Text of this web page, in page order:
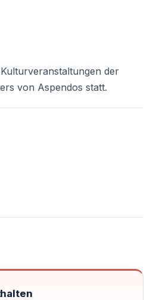
der
von Aspendos statt.
Aufführungen werden vom